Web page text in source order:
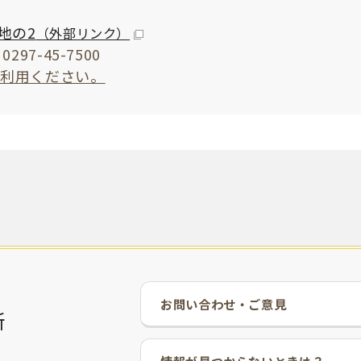
の2 （外部リンク）
45-7500
用ください。
お問い合わせ・ご意見